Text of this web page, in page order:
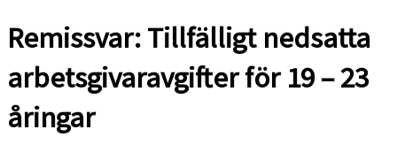
Remissvar: Tillfälligt nedsatta
arbetsgivaravgifter för 19 – 23
åringar